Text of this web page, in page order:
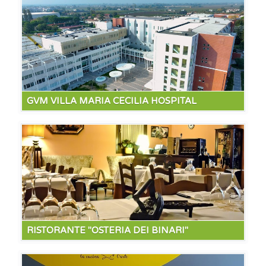
GVM VILLA MARIA CECILIA HOSPITAL
Grazie alla convenzione che abbiamo stipulato
possiamo offrire agli ospiti un prezzo scontato dal
costo di listino.
RISTORANTE "OSTERIA DEI BINARI"
A poche centinaia di metri dalle nostre strutture e